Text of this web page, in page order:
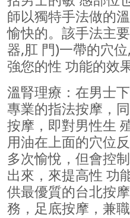
師以獨特手法做的
愉快的。該手法主
器,肛 門)一帶的穴
強您的性 功能的效
溫腎理療：在男士
專業的指法按摩，
按摩，即對男性生
用油在上面的穴位
多次愉悅，但會控
出來，來提高性 功
供最優質的台北按
務，足底按摩，兼